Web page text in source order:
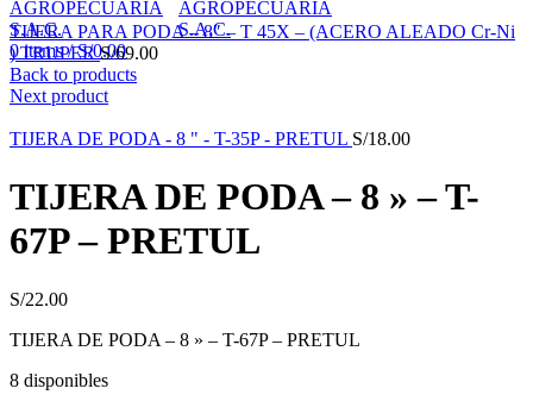
0items / S/0.00
TIJERA PARA PODA – 8″ – T 45X – (ACERO ALEADO Cr-Ni
) TRUPERS/69.00
Back to products
Next product
TIJERA DE PODA - 8 " - T-35P - PRETUL S/18.00
TIJERA DE PODA – 8 » – T-
67P – PRETUL
S/22.00
TIJERA DE PODA – 8 » – T-67P – PRETUL
8 disponibles